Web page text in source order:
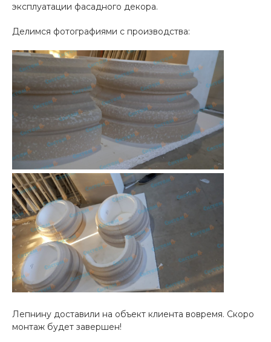
эксплуатации фасадного декора.
Делимся фотографиями с производства:
Лепнину доставили на объект клиента вовремя. Скоро
монтаж будет завершен!